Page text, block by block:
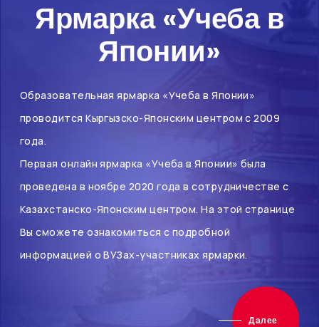
Ярмарка «Учеба в
Японии»
Образовательная ярмарка «Учеба в Японии»
проводится Кыргызско-Японским центром с 2009
года.
Первая онлайн ярмарка «Учеба в Японии» была
проведена в ноябре 2020 года в сотрудничестве с
Казахстанско-Японским центром. На этой странице
Вы сможете ознакомиться с подробной
информацией о ВУЗах-участниках ярмарки.
Далее